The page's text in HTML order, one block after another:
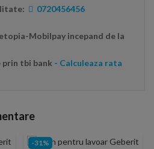
0720456456
Mobilpay incepand de la
prin tbi bank - Calculeaza rata
-31%